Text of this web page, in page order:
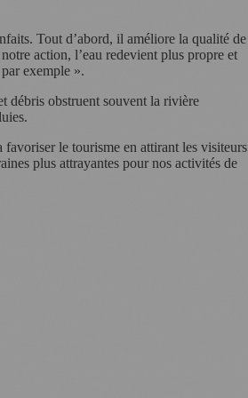
Tout d’abord, il améliore la qualité de
action, l’eau redevient plus propre et
exemple ».
débris obstruent souvent la rivière
le tourisme en attirant les visiteurs
plus attrayantes pour nos activités de